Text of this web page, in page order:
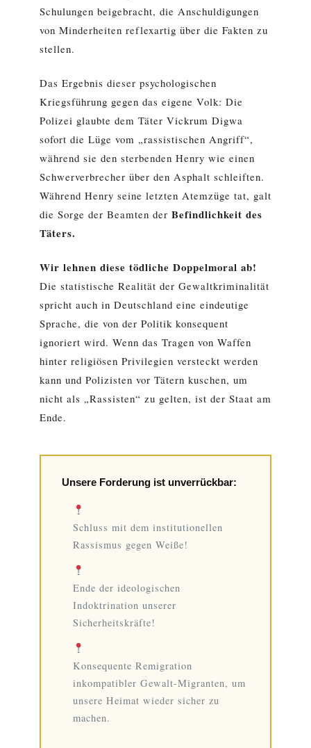
Schulungen beigebracht, die Anschuldigungen
von Minderheiten reflexartig über die Fakten zu
stellen.
Das Ergebnis dieser psychologischen
Kriegsführung gegen das eigene Volk: Die
Polizei glaubte dem Täter Vickrum Digwa
sofort die Lüge vom „rassistischen Angriff“,
während sie den sterbenden Henry wie einen
Schwerverbrecher über den Asphalt schleiften.
Während Henry seine letzten Atemzüge tat, galt
die Sorge der Beamten der Befindlichkeit des
Täters.
Wir lehnen diese tödliche Doppelmoral ab!
Die statistische Realität der Gewaltkriminalität
spricht auch in Deutschland eine eindeutige
Sprache, die von der Politik konsequent
ignoriert wird. Wenn das Tragen von Waffen
hinter religiösen Privilegien versteckt werden
kann und Polizisten vor Tätern kuschen, um
nicht als „Rassisten“ zu gelten, ist der Staat am
Ende.
Unsere Forderung ist unverrückbar:
Schluss mit dem institutionellen
Rassismus gegen Weiße!
Ende der ideologischen
Indoktrination unserer
Sicherheitskräfte!
Konsequente Remigration
inkompatibler Gewalt-Migranten, um
unsere Heimat wieder sicher zu
machen.